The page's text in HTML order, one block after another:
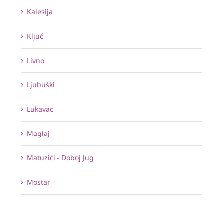
Kalesija
Ključ
Livno
Ljubuški
Lukavac
Maglaj
Matuzići - Doboj Jug
Mostar